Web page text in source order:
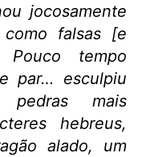
jocosamente
falsas [e
Pouco tempo
par… esculpiu
mais
hebreus,
alado, um